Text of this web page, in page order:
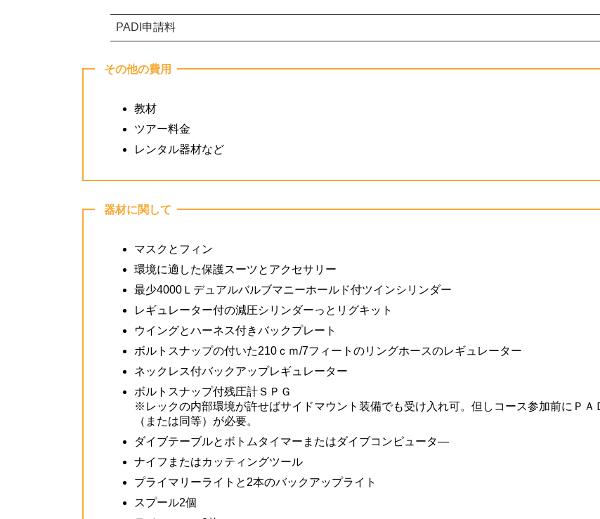
PADI申請料
その他の費用
教材
ツアー料金
レンタル器材など
器材に関して
マスクとフィン
環境に適した保護スーツとアクセサリー
最少4000Ｌデュアルバルブマニーホールド付ツインシリンダー
レギュレーター付の減圧シリンダーっとリグキット
ウイングとハーネス付きバックプレート
ボルトスナップの付いた210ｃｍ/7フィートのリングホースのレギュレーター
ネックレス付バックアップレギュレーター
ボルトスナップ付残圧計ＳＰＧ
※レックの内部環境が許せばサイドマウント装備でも受け入れ可。但しコース参加前にＰ
（または同等）が必要。
ダイブテーブルとボトムタイマーまたはダイブコンピュータ―
ナイフまたはカッティングツール
プライマリーライトと2本のバックアップライト
スプール2個